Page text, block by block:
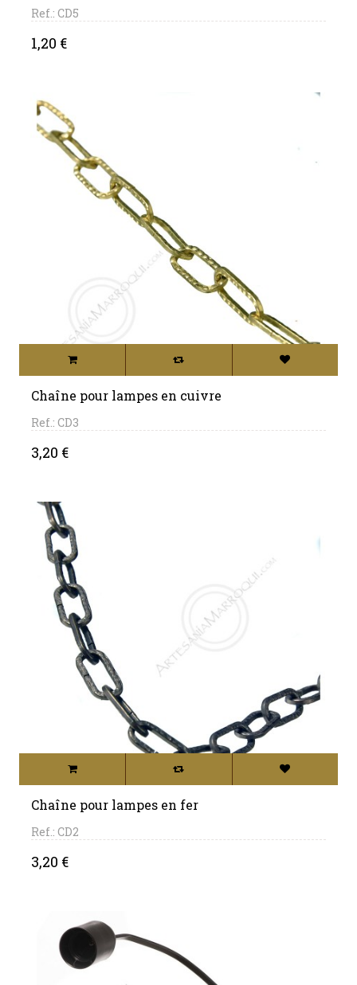
Ref.: CD5
Price
1,20 €
Chaîne pour lampes en cuivre
Ref.: CD3
Price
3,20 €
Chaîne pour lampes en fer
Ref.: CD2
Price
3,20 €